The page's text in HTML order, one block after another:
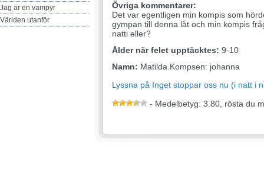
Jag är en vampyr
Världen utanför
Övriga kommentarer:
Det var egentligen min kompis som
gympan till denna låt och min kompis
natti eller?
Ålder när felet upptäcktes: 9-10
Namn: Matilda.Kompsen: johanna
Lyssna på Inget stoppar oss nu (i natt i
- Medelbetyg: 3.80, rösta du